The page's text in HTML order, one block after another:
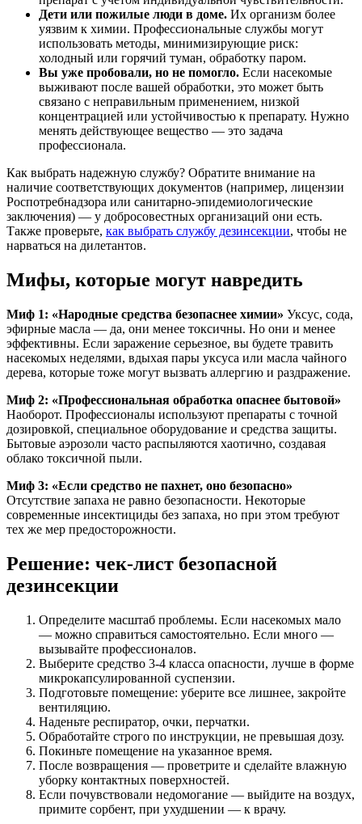
Дети или пожилые люди в доме. Их организм более
уязвим к химии. Профессиональные службы могут
использовать методы, минимизирующие риск:
холодный или горячий туман, обработку паром.
Вы уже пробовали, но не помогло. Если насекомые
выживают после вашей обработки, это может быть
связано с неправильным применением, низкой
концентрацией или устойчивостью к препарату. Нужно
менять действующее вещество — это задача
профессионала.
Как выбрать надежную службу? Обратите внимание на
наличие соответствующих документов (например, лицензии
Роспотребнадзора или санитарно-эпидемиологические
заключения) — у добросовестных организаций они есть.
Также проверьте, как выбрать службу дезинсекции, чтобы не
нарваться на дилетантов.
Мифы, которые могут навредить
Миф 1: «Народные средства безопаснее химии» Уксус, сода,
эфирные масла — да, они менее токсичны. Но они и менее
эффективны. Если заражение серьезное, вы будете травить
насекомых неделями, вдыхая пары уксуса или масла чайного
дерева, которые тоже могут вызвать аллергию и раздражение.
Миф 2: «Профессиональная обработка опаснее бытовой»
Наоборот. Профессионалы используют препараты с точной
дозировкой, специальное оборудование и средства защиты.
Бытовые аэрозоли часто распыляются хаотично, создавая
облако токсичной пыли.
Миф 3: «Если средство не пахнет, оно безопасно»
Отсутствие запаха не равно безопасности. Некоторые
современные инсектициды без запаха, но при этом требуют
тех же мер предосторожности.
Решение: чек-лист безопасной
дезинсекции
Определите масштаб проблемы. Если насекомых мало
— можно справиться самостоятельно. Если много —
вызывайте профессионалов.
Выберите средство 3-4 класса опасности, лучше в форме
микрокапсулированной суспензии.
Подготовьте помещение: уберите все лишнее, закройте
вентиляцию.
Наденьте респиратор, очки, перчатки.
Обработайте строго по инструкции, не превышая дозу.
Покиньте помещение на указанное время.
После возвращения — проветрите и сделайте влажную
уборку контактных поверхностей.
Если почувствовали недомогание — выйдите на воздух,
примите сорбент, при ухудшении — к врачу.